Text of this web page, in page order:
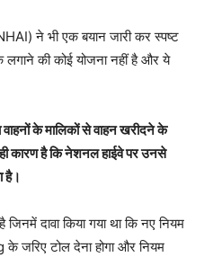
ने भी एक बयान जारी कर स्पष्ट
लगाने की कोई योजना नहीं है और ये
वाहनों के मालिकों से वाहन खरीदने के
कारण है कि नेशनल हाईवे पर उनसे
है।
दावा किया गया था कि नए नियम
के जरिए टोल देना होगा और नियम